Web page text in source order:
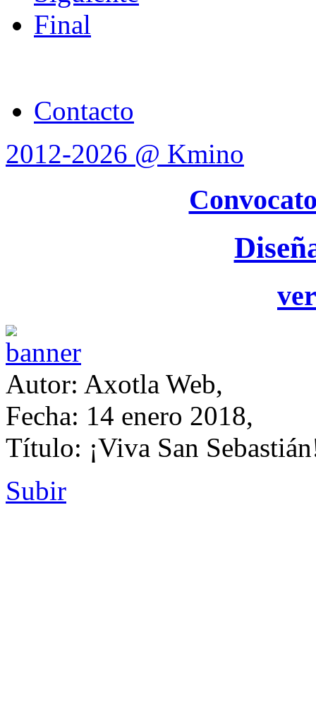
Final
Contacto
2012-2026 @ Kmino
Autor: Axotla Web,
Fecha: 14 enero 2018,
Título: ¡Viva San
Subir